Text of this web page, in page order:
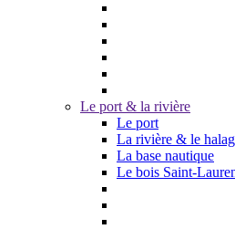
Le port & la rivière
Le port
La rivière & le
La base nautique
Le bois Saint-